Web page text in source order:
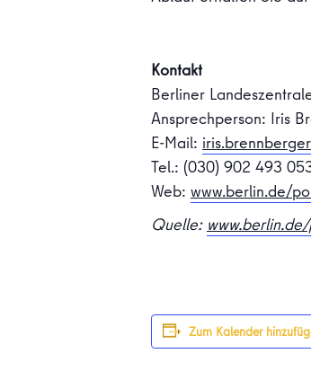
Kontakt
Berliner
Ansprechperson: Iris
E-Mail:
Tel.: (030) 902 493
Web: www.berlin.de/
Quelle:
Zum Kalender